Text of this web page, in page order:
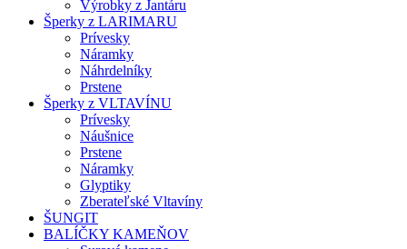
Výrobky z Jantáru
Šperky z LARIMARU
Prívesky
Náramky
Náhrdelníky
Prstene
Šperky z VLTAVÍNU
Prívesky
Náušnice
Prstene
Náramky
Glyptiky
Zberateľské Vltavíny
ŠUNGIT
BALÍČKY KAMEŇOV